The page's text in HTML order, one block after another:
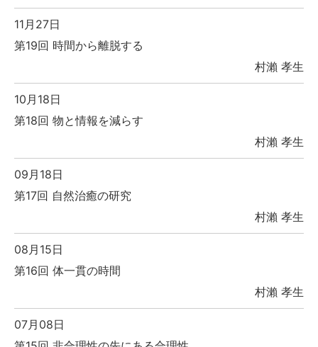
11月27日
第19回 時間から離脱する
村瀨 孝生
10月18日
第18回 物と情報を減らす
村瀨 孝生
09月18日
第17回 自然治癒の研究
村瀨 孝生
08月15日
第16回 体一貫の時間
村瀨 孝生
07月08日